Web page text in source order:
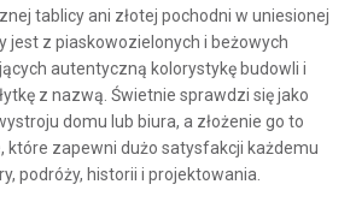
tablicy ani złotej pochodni w uniesionej
jest z piaskowozielonych i beżowych
autentyczną kolorystykę budowli i
z nazwą. Świetnie sprawdzi się jako
domu lub biura, a złożenie go to
które zapewni dużo satysfakcji każdemu
podróży, historii i projektowania.